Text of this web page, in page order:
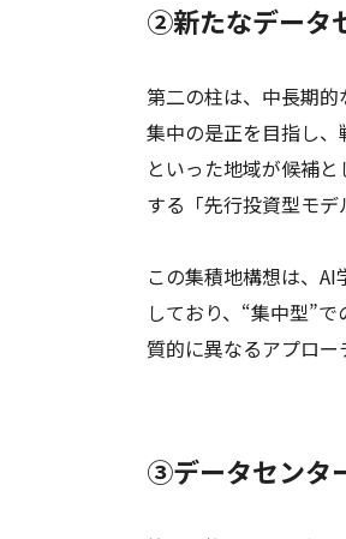
②新たなデータ
第二の柱は、中長期
集中の是正を目指し
といった地域が候補
する「先行投資型モデ
この集積地構想は、
しており、“集中型”
質的に異なるアプロー
③データセンタ